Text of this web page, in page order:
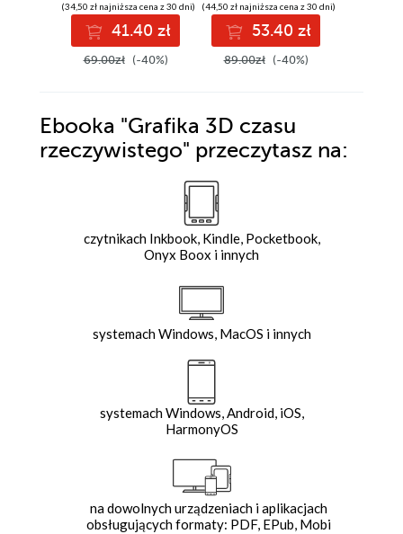
(34,50 zł najniższa cena z 30 dni)
41.40 zł
69.00zł (-40%)
(44,50 zł najniższa cena z 30 dni)
53.40 zł
89.00zł (-40%)
Ebooka "Grafika 3D czasu
rzeczywistego" przeczytasz na:
czytnikach Inkbook, Kindle, Pocketbook,
Onyx Boox i innych
systemach Windows, MacOS i innych
systemach Windows, Android, iOS,
HarmonyOS
na dowolnych urządzeniach i aplikacjach
obsługujących formaty: PDF, EPub, Mobi